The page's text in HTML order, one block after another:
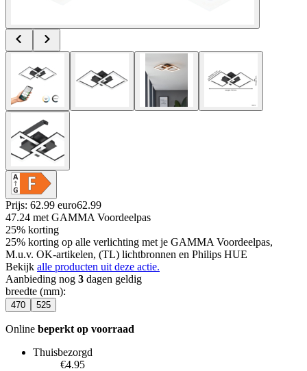
Prijs: 62.99 euro62.99
47.24 met GAMMA Voordeelpas
25% korting
25% korting op alle verlichting met je GAMMA Voordeelpas,
M.u.v. OK-artikelen, (TL) lichtbronnen en Philips HUE
Bekijk alle producten uit deze actie.
Aanbieding nog 3 dagen geldig
breedte (mm):
470 525
Online beperkt op voorraad
Thuisbezorgd
€4.95